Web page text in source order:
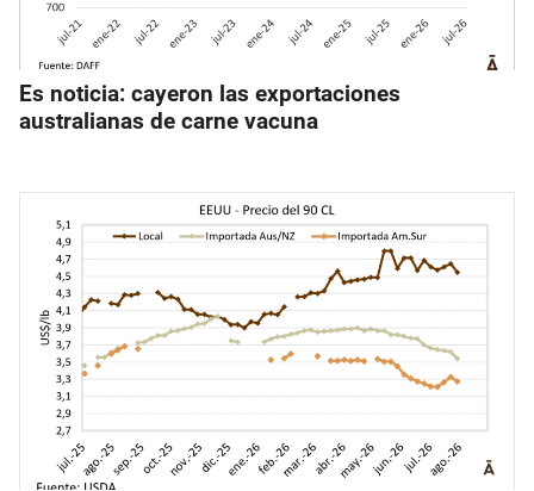
Es noticia: cayeron las exportaciones
australianas de carne vacuna